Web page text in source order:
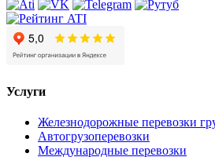
Услуги
Железнодорожные перевозки
Автогрузоперевозки
Международные перевозки